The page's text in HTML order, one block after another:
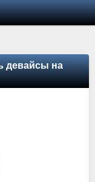
девайсы на